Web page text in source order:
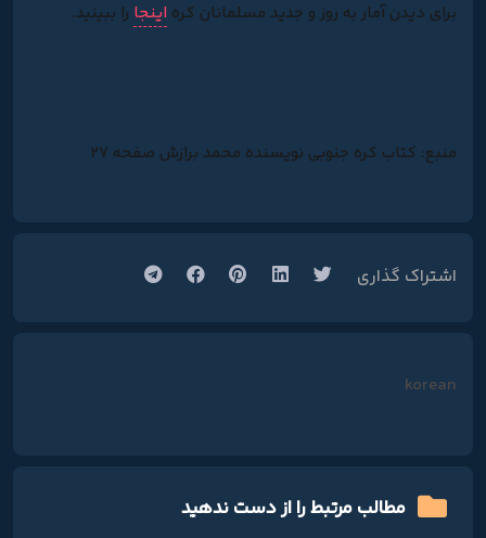
برای دیدن آمار به روز و جدید مسلمانان کره اینجا را ببینید.
منبع: کتاب کره جنوبی نویسنده محمد برازش صفحه 27
اشتراک گذاری
korean
مطالب مرتبط را از دست ندهید